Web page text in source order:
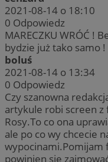
2021-08-14 o 18:10
0 Odpowiedz
MARECZKU WRÓĆ !
bydzie już tako samo !
boluś
2021-08-14 o 13:34
0 Odpowiedz
Czy szanowna
artykule robi screen
Rosy.To co ona
ale po co wy chcecie
wypocinami.Pomijam
powinien się